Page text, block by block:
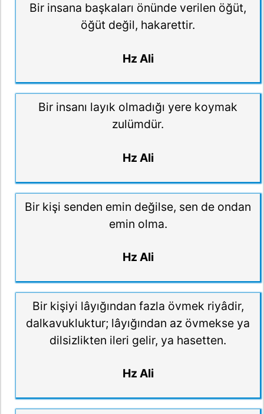
Bir insana başkaları önünde verilen öğüt,
öğüt değil, hakarettir.
Hz Ali
Bir insanı layık olmadığı yere koymak
zulümdür.
Hz Ali
Bir kişi senden emin değilse, sen de ondan
emin olma.
Hz Ali
Bir kişiyi lâyığından fazla övmek riyâdir,
dalkavukluktur; lâyığından az övmekse ya
dilsizlikten ileri gelir, ya hasetten.
Hz Ali